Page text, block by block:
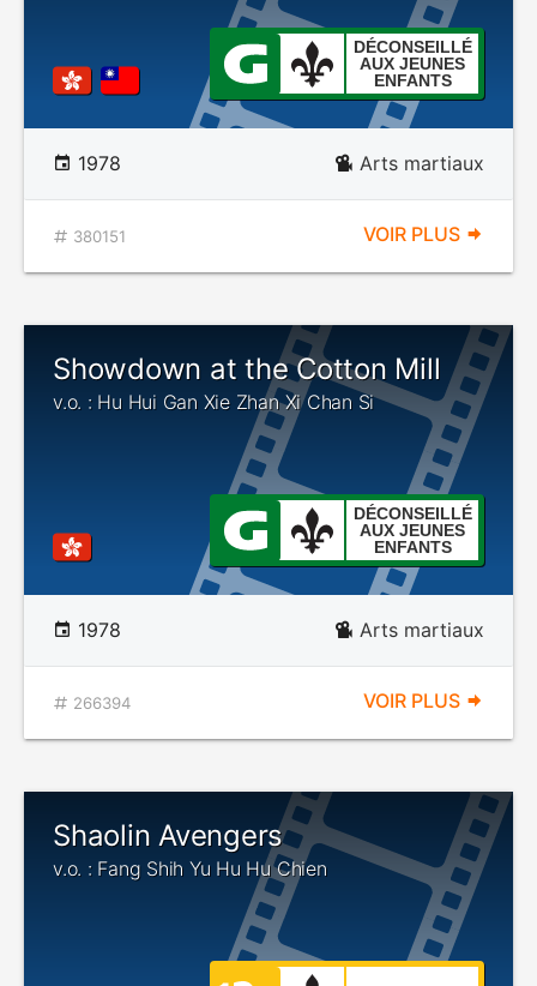
DÉCONSEILLÉ
AUX JEUNES
ENFANTS
1978 Arts martiaux
380151 VOIR PLUS
Showdown at the Cotton Mill
v.o. : Hu Hui Gan Xie Zhan Xi Chan Si
DÉCONSEILLÉ
AUX JEUNES
ENFANTS
1978 Arts martiaux
266394 VOIR PLUS
Shaolin Avengers
v.o. : Fang Shih Yu Hu Hu Chien